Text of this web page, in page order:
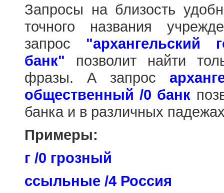
Запросы на близость
точного названия
запрос "архангельский
банк" позволит найти
фразы. А запрос
общественный /0 банк
банка и в различных
Примеры:
г /0 грозный
ссыльные /4 Россия